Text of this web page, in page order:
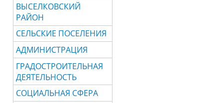
ВЫСЕЛКОВСКИЙ
РАЙОН
СЕЛЬСКИЕ ПОСЕЛЕНИЯ
АДМИНИСТРАЦИЯ
ГРАДОСТРОИТЕЛЬНАЯ
ДЕЯТЕЛЬНОСТЬ
СОЦИАЛЬНАЯ СФЕРА